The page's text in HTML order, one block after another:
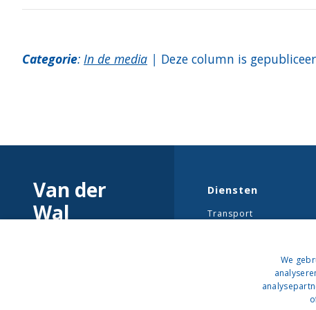
Categorie: In de media | Deze column is
Van der
Wal
Diensten
Transport
Logistieke
We